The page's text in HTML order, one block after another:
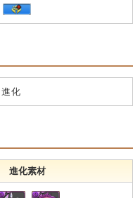
進化
進化素材